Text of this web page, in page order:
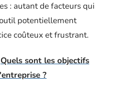
: autant de facteurs qui
potentiellement
coûteux et frustrant.
Quels sont les objectifs
?